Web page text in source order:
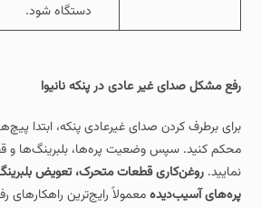
دستگاه شود.
رفع مشکل صدای غیر عادی در پنکه نانیوا
برای برطرف کردن صدای غیرعادی پنکه، ابتدا
محکم کنید. سپس وضعیت پره‌ها، بلبرینگ‌ها و
نمایید.روغن‌کاری قطعات متحرک، تعویض
پره‌های آسیب‌دیدهمعمولاً رایج‌ترین